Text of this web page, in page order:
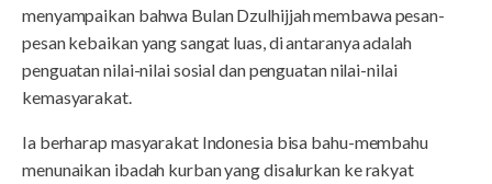
menyampaikan bahwa Bulan Dzulhijjah membawa pesan-
pesan kebaikan yang sangat luas, di antaranya adalah
penguatan nilai-nilai sosial dan penguatan nilai-nilai
kemasyarakat.
Ia berharap masyarakat Indonesia bisa bahu-membahu
menunaikan ibadah kurban yang disalurkan ke rakyat